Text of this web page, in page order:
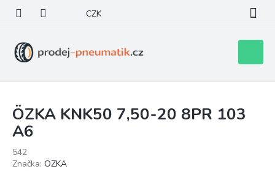
obsah
CZK
košík
ÖZKA KNK50 7,50-20 8PR 103
A6
542
Značka: ÖZKA